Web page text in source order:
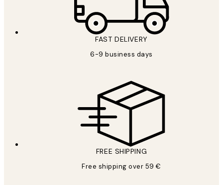
FAST DELIVERY
6-9 business days
FREE SHIPPING
Free shipping over 59 €